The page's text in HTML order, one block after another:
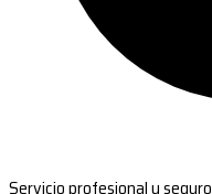
Servicio profesional y seguro